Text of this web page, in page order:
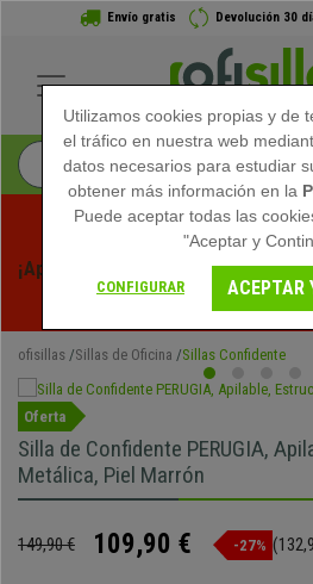
Envío gratis Devolución 30
¡Aprovecha las Rebajas de
Exclusivos por Tiempo
ofisillas Sillas de Oficina Sillas Confidente
Oferta
Silla de Confidente PERUGIA,
Metálica, Piel Marrón
149,90 € 109,90 € -27%
Utilizamos cookies propias y de
el tráfico en nuestra web
datos necesarios para estudiar
obtener más información en la
Puede aceptar todas las
"Aceptar y
CONFIGURAR ACEPTAR